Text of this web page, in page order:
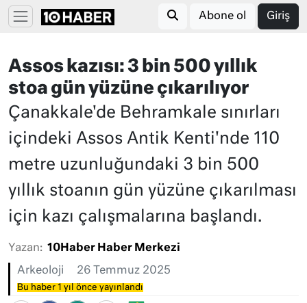
Abone ol Giriş
Assos kazısı: 3 bin 500 yıllık
stoa gün yüzüne çıkarılıyor
Çanakkale'de Behramkale sınırları
içindeki Assos Antik Kenti'nde 110
metre uzunluğundaki 3 bin 500
yıllık stoanın gün yüzüne çıkarılması
için kazı çalışmalarına başlandı.
Yazan: 10Haber Haber Merkezi
Arkeoloji 26 Temmuz 2025
Bu haber 1 yıl önce yayınlandı